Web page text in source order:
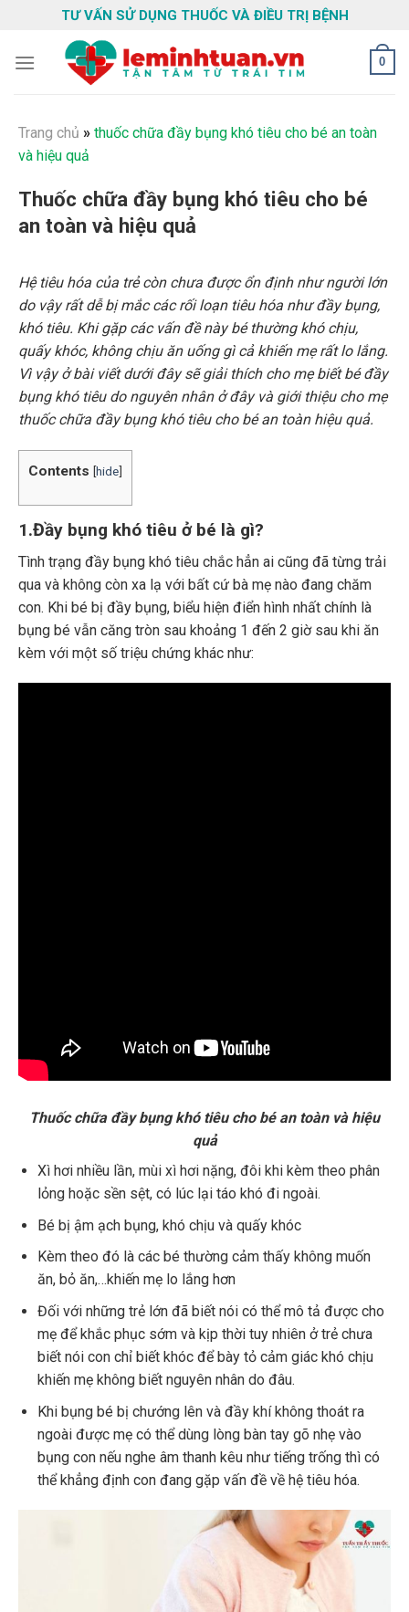
content
TƯ VẤN SỬ DỤNG THUỐC VÀ ĐIỀU TRỊ BỆNH
0
Trang chủ » thuốc chữa đầy bụng khó tiêu cho bé an toàn
và hiệu quả
Thuốc chữa đầy bụng khó tiêu cho bé
an toàn và hiệu quả
Hệ tiêu hóa của trẻ còn chưa được ổn định như người lớn
do vậy rất dễ bị mắc các rối loạn tiêu hóa như đầy bụng,
khó tiêu. Khi gặp các vấn đề này bé thường khó chịu,
quấy khóc, không chịu ăn uống gì cả khiến mẹ rất lo lắng.
Vì vậy ở bài viết dưới đây sẽ giải thích cho mẹ biết bé đầy
bụng khó tiêu do nguyên nhân ở đây và giới thiệu cho mẹ
thuốc chữa đầy bụng khó tiêu cho bé an toàn hiệu quả.
Contents [hide]
1.Đầy bụng khó tiêu ở bé là gì?
Tình trạng đầy bụng khó tiêu chắc hẳn ai cũng đã từng trải
qua và không còn xa lạ với bất cứ bà mẹ nào đang chăm
con. Khi bé bị đầy bụng, biểu hiện điển hình nhất chính là
bụng bé vẫn căng tròn sau khoảng 1 đến 2 giờ sau khi ăn
kèm với một số triệu chứng khác như:
Thuốc chữa đầy bụng khó tiêu cho bé an toàn và hiệu
quả
Xì hơi nhiều lần, mùi xì hơi nặng, đôi khi kèm theo phân
lỏng hoặc sền sệt, có lúc lại táo khó đi ngoài.
Bé bị ậm ạch bụng, khó chịu và quấy khóc
Kèm theo đó là các bé thường cảm thấy không muốn
ăn, bỏ ăn,…khiến mẹ lo lắng hơn
Đối với những trẻ lớn đã biết nói có thể mô tả được cho
mẹ để khắc phục sớm và kịp thời tuy nhiên ở trẻ chưa
biết nói con chỉ biết khóc để bày tỏ cảm giác khó chịu
khiến mẹ không biết nguyên nhân do đâu.
Khi bụng bé bị chướng lên và đầy khí không thoát ra
ngoài được mẹ có thể dùng lòng bàn tay gõ nhẹ vào
bụng con nếu nghe âm thanh kêu như tiếng trống thì có
thể khẳng định con đang gặp vấn đề về hệ tiêu hóa.